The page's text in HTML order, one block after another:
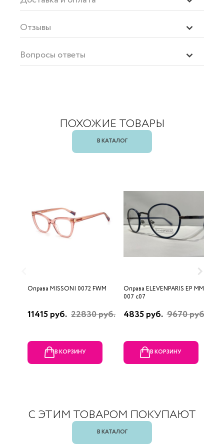
Отзывы
Вопросы ответы
ПОХОЖИЕ ТОВАРЫ
В КАТАЛОГ
Оправа MISSONI 0072 FWM
11415 руб. 22830 руб.
В КОРЗИНУ
Оправа ELEVENPARIS EP MM
007 c07
4835 руб. 9670 руб.
В КОРЗИНУ
С ЭТИМ ТОВАРОМ ПОКУПАЮТ
В КАТАЛОГ